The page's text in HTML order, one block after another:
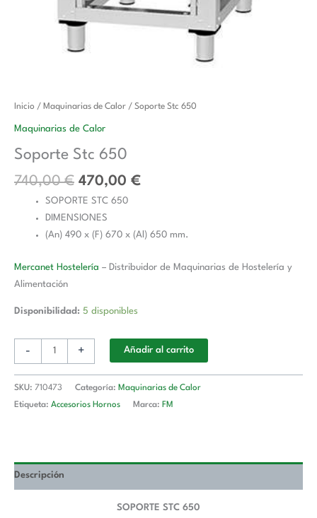
Inicio / Maquinarias de Calor / Soporte Stc 650
Maquinarias de Calor
Soporte Stc 650
740,00€
El
precio
era:
740,00 €.
470,00 €
El
470,00 €.
SOPORTE STC 650
DIMENSIONES
(An) 490 x (F) 670 x (Al) 650 mm.
Mercanet Hostelería – Distribuidor de Maquinarias de Hostelería y
Alimentación
Disponibilidad: 5 disponibles
-
Soporte
Stc
cantidad
+ Añadir al carrito
SKU: 710473 Categoría: Maquinarias de Calor
Etiqueta: Accesorios Hornos Marca: FM
Descripción
SOPORTE STC 650